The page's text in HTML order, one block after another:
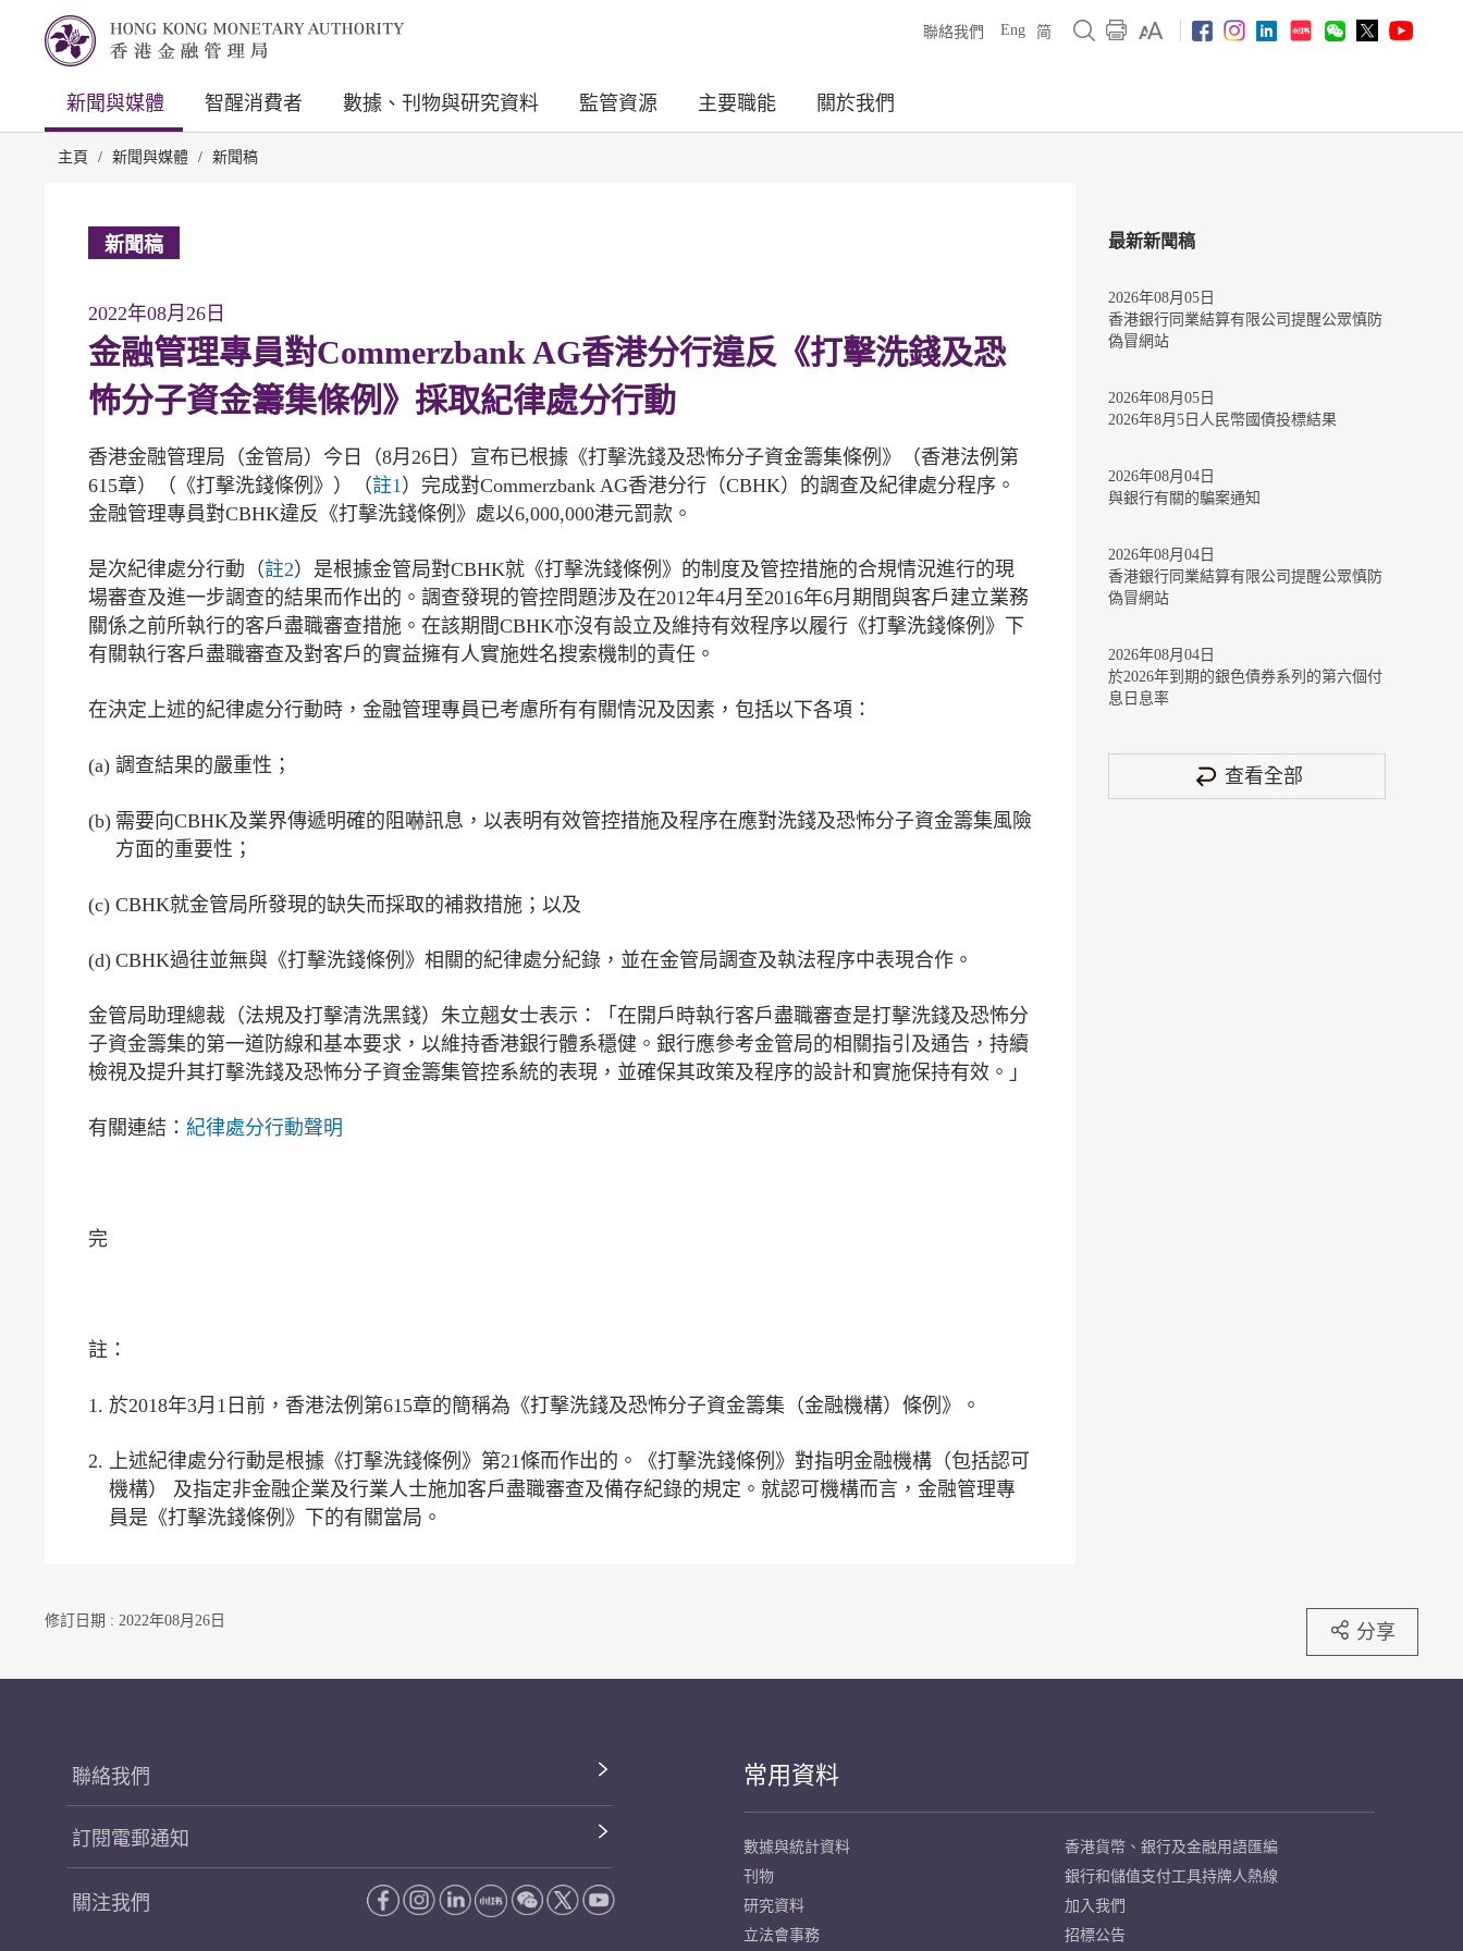
聯絡我們 Eng 简
新聞與媒體 智醒消費者 數據、刊物與研究資料 監管資源 主要職能 關於我們
主頁 / 新聞與媒體 / 新聞稿
新聞稿
2022年08月26日
金融管理專員對Commerzbank AG香港分行違反《打擊洗錢及恐
怖分子資金籌集條例》採取紀律處分行動
香港金融管理局（金管局）今日（8月26日）宣布已根據《打擊洗錢及恐怖分子資金籌集條例》（香港法例第
615章）（《打擊洗錢條例》）（註1 ）完成對Commerzbank AG香港分行（CBHK）的調查及紀律處分程序。
金融管理專員對CBHK違反《打擊洗錢條例》處以6,000,000港元罰款。
是次紀律處分行動（註2）是根據金管局對CBHK就《打擊洗錢條例》的制度及管控措施的合規情況進行的現
場審查及進一步調查的結果而作出的。調查發現的管控問題涉及在2012年4月至2016年6月期間與客戶建立業務
關係之前所執行的客戶盡職審查措施。在該期間CBHK亦沒有設立及維持有效程序以履行《打擊洗錢條例》下
有關執行客戶盡職審查及對客戶的實益擁有人實施姓名搜索機制的責任。
在決定上述的紀律處分行動時，金融管理專員已考慮所有有關情況及因素，包括以下各項：
(a) 調查結果的嚴重性；
(b) 需要向CBHK及業界傳遞明確的阻嚇訊息，以表明有效管控措施及程序在應對洗錢及恐怖分子資金籌集風險
方面的重要性；
(c) CBHK就金管局所發現的缺失而採取的補救措施；以及
(d) CBHK過往並無與《打擊洗錢條例》相關的紀律處分紀錄，並在金管局調查及執法程序中表現合作。
金管局助理總裁（法規及打擊清洗黑錢）朱立翹女士表示：「在開戶時執行客戶盡職審查是打擊洗錢及恐怖分
子資金籌集的第一道防線和基本要求，以維持香港銀行體系穩健。銀行應參考金管局的相關指引及通告，持續
檢視及提升其打擊洗錢及恐怖分子資金籌集管控系統的表現，並確保其政策及程序的設計和實施保持有效。」
有關連結： 紀律處分行動聲明
完
註：
1. 於2018年3月1日前，香港法例第615章的簡稱為《打擊洗錢及恐怖分子資金籌集（金融機構）條例》。
2.
上述紀律處分行動是根據《打擊洗錢條例》第21條而作出的。《打擊洗錢條例》對指明金融機構（包括認可
機構） 及指定非金融企業及行業人士施加客戶盡職審查及備存紀錄的規定。就認可機構而言，金融管理專
員是《打擊洗錢條例》下的有關當局。
最新新聞稿
2026年08月05日
香港銀行同業結算有限公司提醒公眾慎防
偽冒網站
2026年08月05日
2026年8月5日人民幣國債投標結果
2026年08月04日
與銀行有關的騙案通知
2026年08月04日
香港銀行同業結算有限公司提醒公眾慎防
偽冒網站
2026年08月04日
於2026年到期的銀色債券系列的第六個付
息日息率
查看全部
修訂日期 : 2022年08月26日 分享
聯絡我們
訂閱電郵通知
關注我們
常用資料
數據與統計資料
刊物
研究資料
立法會事務
香港貨幣、銀行及金融用語匯編
銀行和儲值支付工具持牌人熱線
加入我們
招標公告